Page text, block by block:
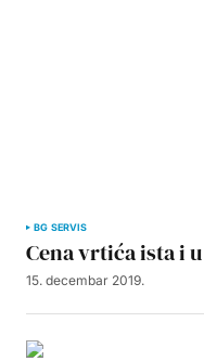
BG SERVIS
Cena vrtića ista i
15. decembar 2019.